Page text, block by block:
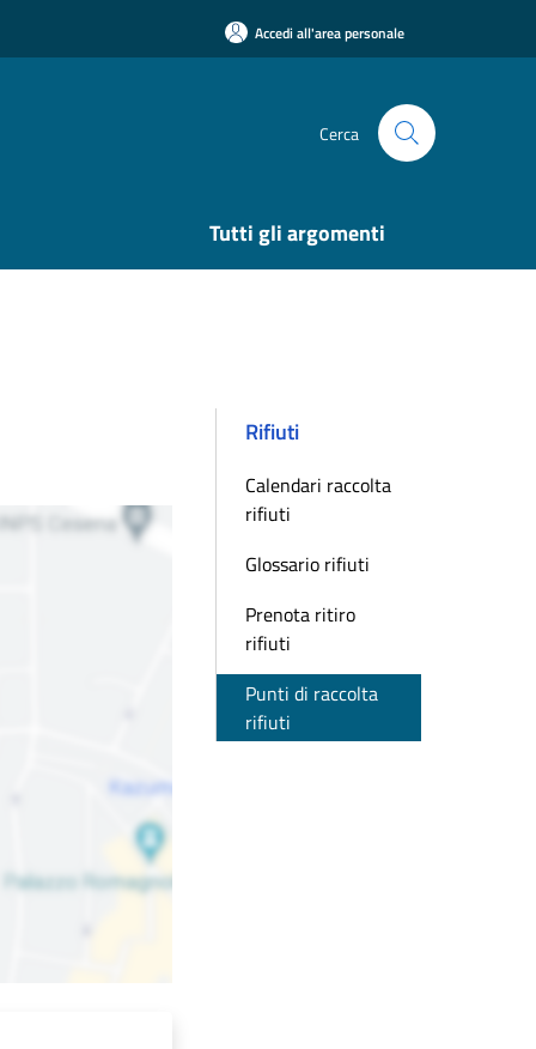
Accedi all'area personale
Cerca
Tutti gli argomenti
Rifiuti
Calendari raccolta
rifiuti
Glossario rifiuti
Prenota ritiro
rifiuti
Punti di raccolta
rifiuti